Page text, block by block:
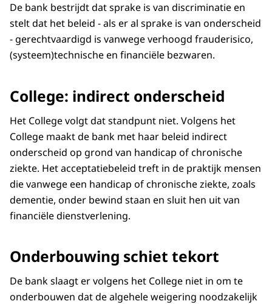
De bank bestrijdt dat sprake is van discriminatie en
stelt dat het beleid - als er al sprake is van onderscheid
- gerechtvaardigd is vanwege verhoogd frauderisico,
(systeem)technische en financiële bezwaren.
College: indirect onderscheid
Het College volgt dat standpunt niet. Volgens het
College maakt de bank met haar beleid indirect
onderscheid op grond van handicap of chronische
ziekte. Het acceptatiebeleid treft in de praktijk mensen
die vanwege een handicap of chronische ziekte, zoals
dementie, onder bewind staan en sluit hen uit van
financiële dienstverlening.
Onderbouwing schiet tekort
De bank slaagt er volgens het College niet in om te
onderbouwen dat de algehele weigering noodzakelijk